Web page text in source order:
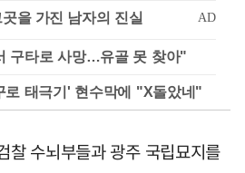
구타로 사망…유골 못 찾아"
로 태극기' 현수막에 "X돌았네"
찰 수뇌부들과 광주 국립묘지를